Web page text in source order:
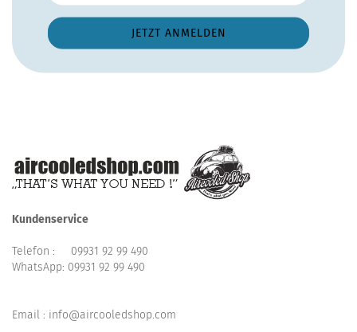
Kundenservice
Telefon : 09931 92 99 490
WhatsApp: 09931 92 99 490
Email : info@aircooledshop.com